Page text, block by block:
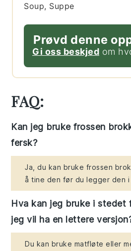
Soup, Suppe
Prøvd denne
Gi oss beskjed om
FAQ:
Kan jeg bruke frossen
fersk?
Ja, du kan bruke frossen
å tine den før du legger den i
Hva kan jeg bruke i stedet
jeg vil ha en lettere
Du kan bruke matfløte eller